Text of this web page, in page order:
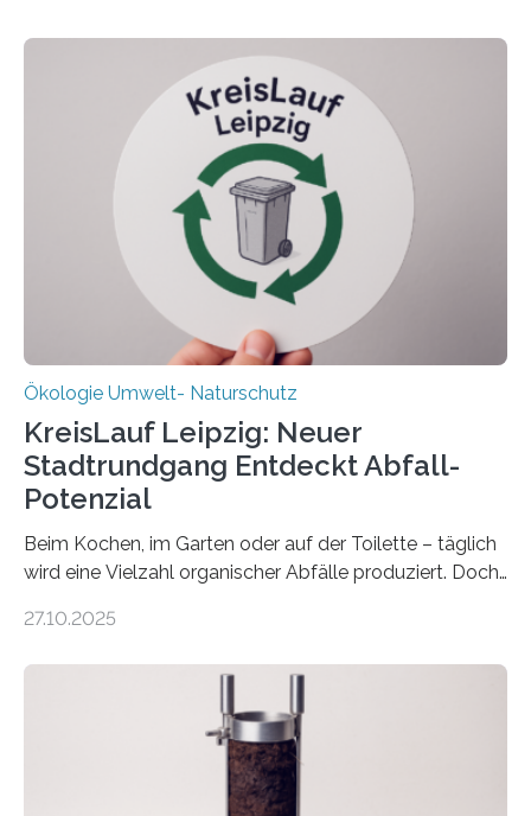
Oldenburg befassen sich insbesondere damit, wie ein
Ökosystem gedeiht – und wie sich dieser Prozess
verlässlich prognostizieren lässt. Grünes Licht für
„DynaCom“: Die Deutsche Forschungsgemeinschaft
(DFG) fördert das Anfang 2019 gestartete
Forschungsprojekt an der Universität Oldenburg für
zwei weitere Jahre mit rund 1,2 Millionen Euro. „Wir
freuen uns sehr über…
Ökologie Umwelt- Naturschutz
KreisLauf Leipzig: Neuer
Stadtrundgang Entdeckt Abfall-
Potenzial
Beim Kochen, im Garten oder auf der Toilette – täglich
wird eine Vielzahl organischer Abfälle produziert. Doch
Potenzial nur dann entfalten können, wenn sie in
Veränderung der Wirtschaft wichtig ist, zeigt der vom
Deutschen Biomasseforschungszentrum und der
Stadtreinigung Leipzig konzipierte und am 24. Oktober
2025 offiziell eingeweihte Stadtrundgang „KreisLauf“. Er
27.10.2025